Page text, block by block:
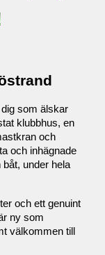
som älskar
klubbhus, en
och
och inhägnade
under hela
och ett genuint
ny som
välkommen till